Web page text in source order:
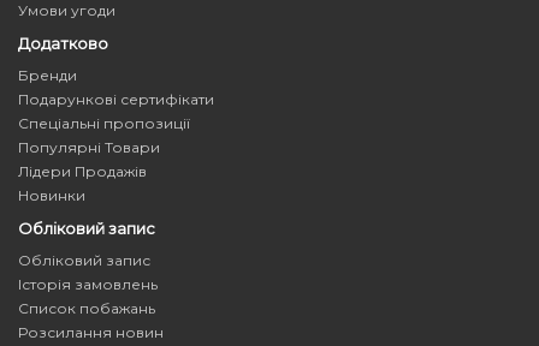
Умови угоди
Додатково
Бренди
Подарункові сертифікати
Спеціальні пропозиції
Популярні Товари
Лідери Продажів
Новинки
Обліковий запис
Обліковий запис
Історія замовлень
Список побажань
Розсилання новин